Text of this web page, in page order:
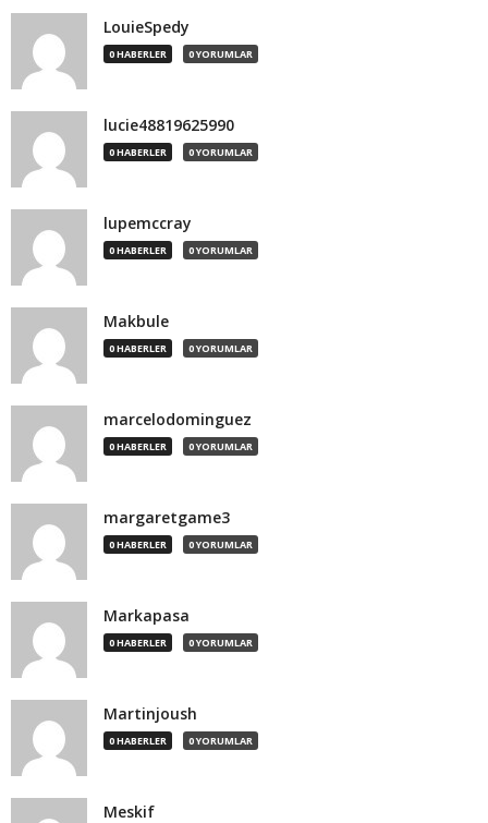
LouieSpedy
0 HABERLER 0 YORUMLAR
lucie48819625990
0 HABERLER 0 YORUMLAR
lupemccray
0 HABERLER 0 YORUMLAR
Makbule
0 HABERLER 0 YORUMLAR
marcelodominguez
0 HABERLER 0 YORUMLAR
margaretgame3
0 HABERLER 0 YORUMLAR
Markapasa
0 HABERLER 0 YORUMLAR
Martinjoush
0 HABERLER 0 YORUMLAR
Meskif